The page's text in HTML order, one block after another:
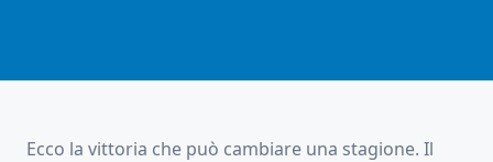
Ecco la vittoria che può cambiare una stagione. Il